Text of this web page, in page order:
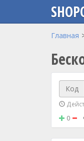
Перейти к основному
Главная
Код
0